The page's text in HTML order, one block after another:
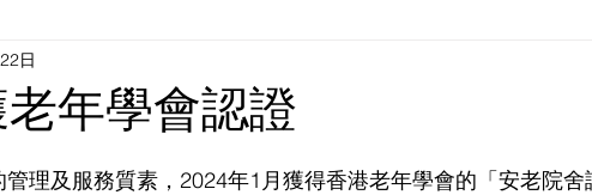
年學會認證
日
理及服務質素，2024年1月獲得香港老年學會的「安老院舍